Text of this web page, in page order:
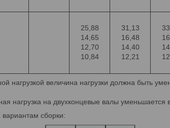
25,88
14,65
12,70
10,84
31,13
16,48
14,40
12,21
нагрузкой величина нагрузки должна быть
нагрузка на двухконцевые валы уменьшается
сборки: